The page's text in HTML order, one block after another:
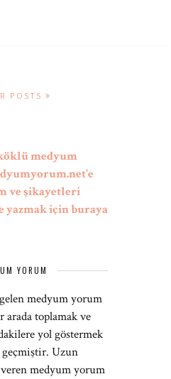
POSTS
medyum
ve şikayetleri
yazmak için buraya
YORUM
medyum yorum
toplamak ve
yol göstermek
geçmiştir. Uzun
medyum yorum